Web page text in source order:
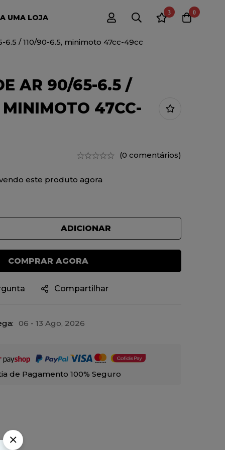
UMA LOJA
3 0
6.5 / 110/90-6.5, minimoto 47cc-49cc
AR 90/65-6.5 /
47CC-
(0 comentários)
este produto agora
ADICIONAR
COMPRAR AGORA
Compartilhar
06 - 13 Ago, 2026
de Pagamento 100% Seguro